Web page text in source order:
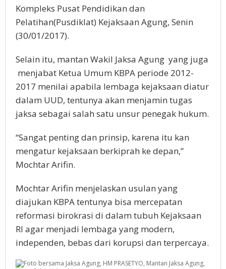
Kompleks Pusat Pendidikan dan
Pelatihan(Pusdiklat) Kejaksaan Agung, Senin
(30/01/2017).
Selain itu, mantan Wakil Jaksa Agung yang juga
menjabat Ketua Umum KBPA periode 2012-
2017 menilai apabila lembaga kejaksaan diatur
dalam UUD, tentunya akan menjamin tugas
jaksa sebagai salah satu unsur penegak hukum.
“Sangat penting dan prinsip, karena itu kan
mengatur kejaksaan berkiprah ke depan,”
Mochtar Arifin.
Mochtar Arifin menjelaskan usulan yang
diajukan KBPA tentunya bisa mercepatan
reformasi birokrasi di dalam tubuh Kejaksaan
RI agar menjadi lembaga yang modern,
independen, bebas dari korupsi dan terpercaya.